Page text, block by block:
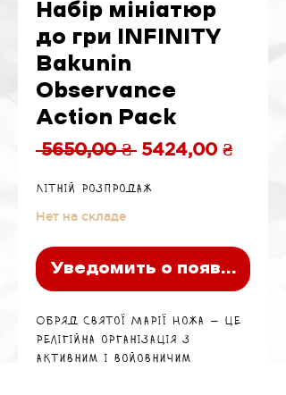
Набір мініатюр
до гри INFINITY
Bakunin
Observance
Action Pack
5650,00 ₴ Обычная
5424,00 ₴
Літній розпродаж
Нет на складе
Уведомить о появлении
Обряд Святої Марії Ножа — це
релігійна організація з
активним і войовничим